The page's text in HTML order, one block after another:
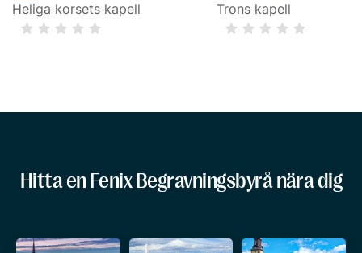
Heliga korsets kapell Trons kapell
Hitta en Fenix Begravningsbyrå nära dig